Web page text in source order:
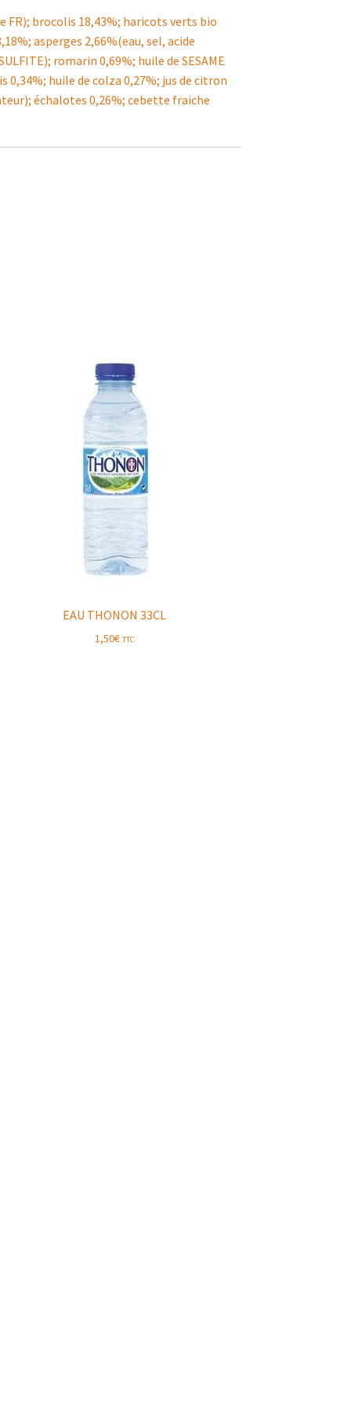
FR); brocolis 18,43%; haricots verts bio
asperges 2,66%(eau, sel, acide
romarin 0,69%; huile de SESAME
huile de colza 0,27%; jus de citron
échalotes 0,26%; cebette fraiche
EAU THONON 33CL
1,50€ TTC